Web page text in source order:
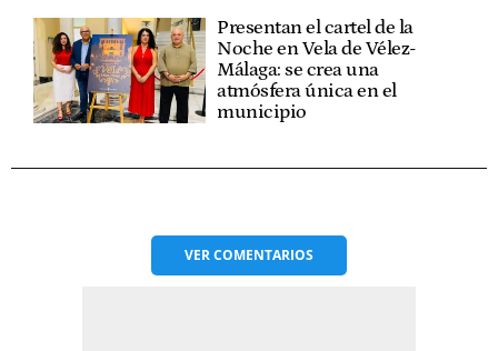
Presentan el cartel de la
Noche en Vela de Vélez-
Málaga: se crea una
atmósfera única en el
municipio
VERCOMENTARIOS